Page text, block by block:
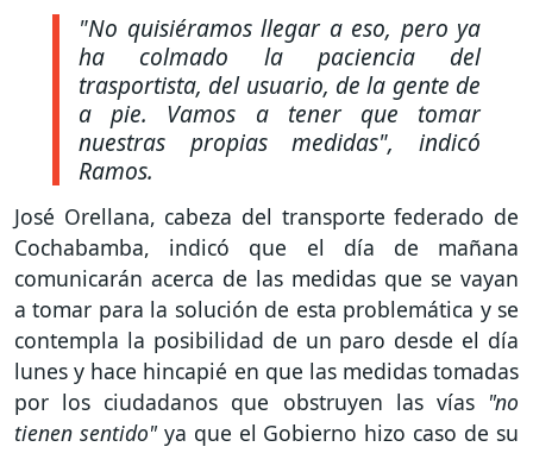
"No quisiéramos llegar a eso, pero ya
ha colmado la paciencia del
trasportista, del usuario, de la gente de
a pie. Vamos a tener que tomar
nuestras propias medidas", indicó
Ramos.
José Orellana, cabeza del transporte federado de
Cochabamba, indicó que el día de mañana
comunicarán acerca de las medidas que se vayan
a tomar para la solución de esta problemática y se
contempla la posibilidad de un paro desde el día
lunes y hace hincapié en que las medidas tomadas
por los ciudadanos que obstruyen las vías "no
tienen sentido"ya que el Gobierno hizo caso de su